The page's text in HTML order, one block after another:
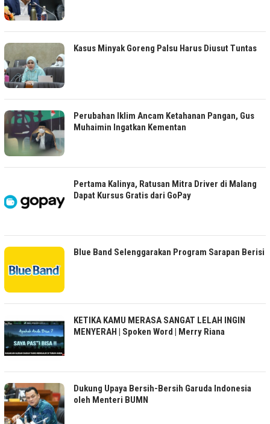
Kasus Minyak Goreng Palsu Harus Diusut Tuntas
Perubahan Iklim Ancam Ketahanan Pangan, Gus
Muhaimin Ingatkan Kementan
Pertama Kalinya, Ratusan Mitra Driver di Malang
Dapat Kursus Gratis dari GoPay
Blue Band Selenggarakan Program Sarapan Berisi
KETIKA KAMU MERASA SANGAT LELAH INGIN
MENYERAH | Spoken Word | Merry Riana
Dukung Upaya Bersih-Bersih Garuda Indonesia
oleh Menteri BUMN